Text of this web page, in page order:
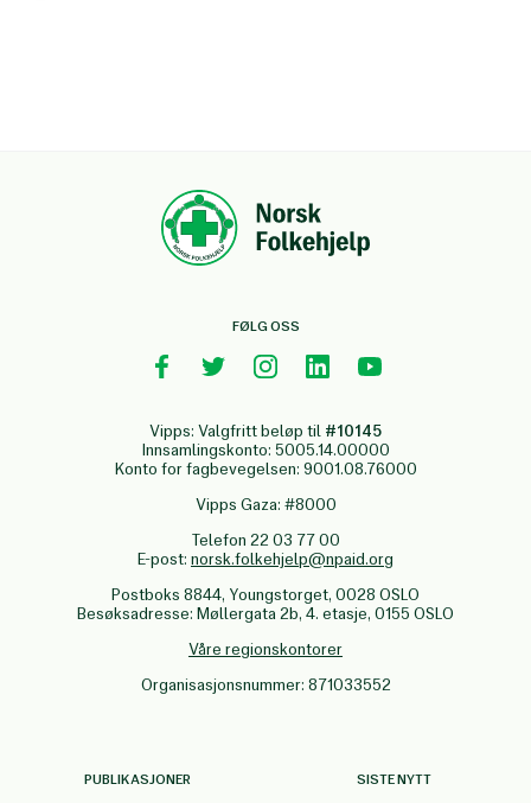
FØLG OSS
Vipps: Valgfritt beløp til #10145
Innsamlingskonto: 5005.14.00000
Konto for fagbevegelsen: 9001.08.76000
Vipps Gaza: #8000
Telefon 22 03 77 00
E-post: norsk.folkehjelp@npaid.org
Postboks 8844, Youngstorget, 0028 OSLO
Besøksadresse: Møllergata 2b, 4. etasje, 0155 OSLO
Våre regionskontorer
Organisasjonsnummer: 871033552
PUBLIKASJONER SISTE NYTT